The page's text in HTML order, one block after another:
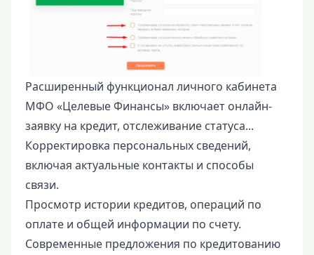
Расширенный функционал личного кабинета
МФО «Целевые Финансы» включает онлайн-
заявку на кредит, отслеживание статуса...
Корректировка персональных сведений,
включая актуальные контакты и способы
связи.
Просмотр истории кредитов, операций по
оплате и общей информации по счету.
Современные предложения по кредитованию